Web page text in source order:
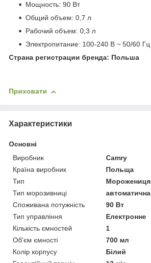
Мощность: 90 Вт
Общий объем: 0,7 л
Рабочий объем: 0,3 л
Электропитание: 100-240 В ~ 50/60 Гц
Страна регистрации бренда: Польша
Приховати
Характеристики
Основні
Виробник
Camry
Країна виробник
Польща
Тип
Морожениця
Тип морозивниці
автоматична
Споживана потужність
90 Вт
Тип управління
Електронне
Кількість ємностей
1
Об'єм ємності
700 мл
Колір корпусу
Білий